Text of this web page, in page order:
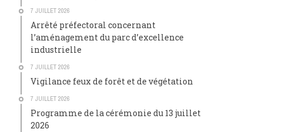
7 JUILLET 2026
Arrêté préfectoral concernant
l’aménagement du parc d’excellence
industrielle
7 JUILLET 2026
Vigilance feux de forêt et de végétation
7 JUILLET 2026
Programme de la cérémonie du 13 juillet
2026